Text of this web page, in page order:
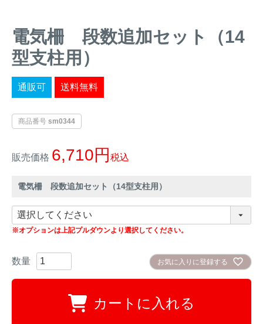
電気柵 段数追加セット（14
型支柱用）
通販可 送料無料
商品番号 sm0344
販売価格 6,710 税込
電気柵 段数追加セット（14型支柱用）
※オプションは上記プルダウンより選択してください。
お気に入りに登録する
カートに入れる
対象動物から選ぶ
サル対策
ハクビシン対策
タヌキ対策
ヌートリア対策
鳥・カラス対策
ブラックバス・